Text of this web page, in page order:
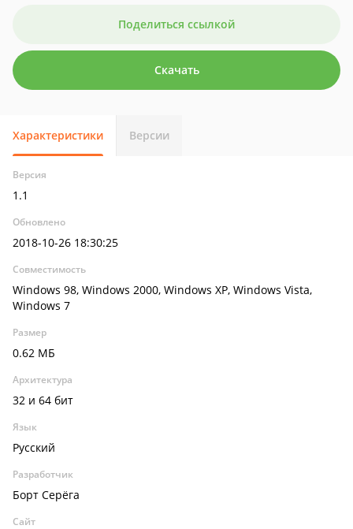
Поделиться ссылкой
Скачать
Характеристики Версии
Версия
1.1
Обновлено
2018-10-26 18:30:25
Совместимость
Windows 98, Windows 2000, Windows XP, Windows Vista,
Windows 7
Размер
0.62 МБ
Архитектура
32 и 64 бит
Язык
Русский
Разработчик
Борт Серёга
Сайт